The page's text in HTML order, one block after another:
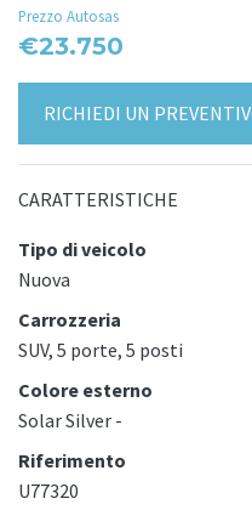
Prezzo Autosas
€23.750
RICHIEDI UN
CARATTERISTICHE
Tipo di veicolo
Nuova
Carrozzeria
SUV, 5 porte, 5 posti
Colore esterno
Solar Silver -
Riferimento
U77320